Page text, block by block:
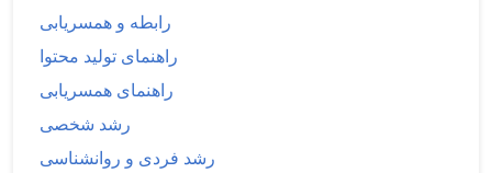
رابطه و همسریابی
راهنمای تولید محتوا
راهنمای همسریابی
رشد شخصی
رشد فردی و روانشناسی